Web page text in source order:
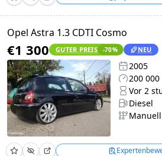
Opel Astra 1.3 CDTI Cosmo
€1 300 GUTER PREIS -70% NEU
2005
200 000
Vor 2
Diesel
Manuell